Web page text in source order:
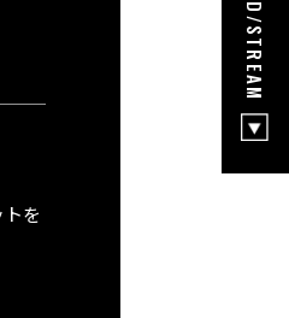
を